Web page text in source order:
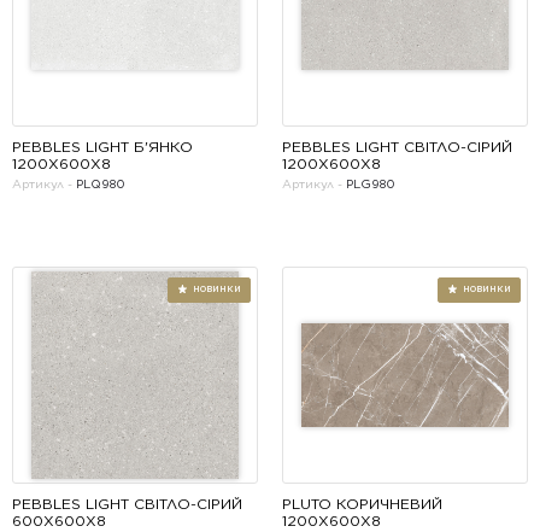
PEBBLES LIGHT Б'ЯНКО
1200Х600Х8
Артикул - PLQ980
PEBBLES LIGHT СВІТЛО-СІРИЙ
1200Х600Х8
Артикул - PLG980
PEBBLES LIGHT СВІТЛО-СІРИЙ
600Х600Х8
PLUTO КОРИЧНЕВИЙ
1200X600X8